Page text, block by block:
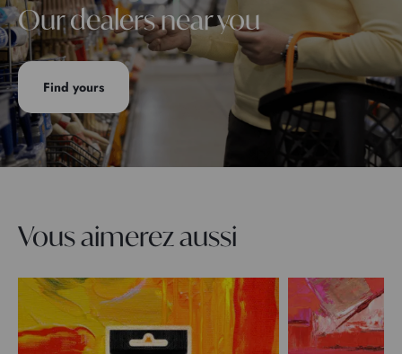
Our dealers near you
Find yours
Vous aimerez aussi